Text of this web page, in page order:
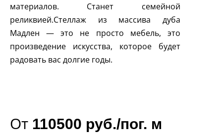
материалов. Станет семейной
реликвией.Стеллаж из массива дуба
Мадлен — это не просто мебель, это
произведение искусства, которое будет
радовать вас долгие годы.
От 110500 руб./пог. м